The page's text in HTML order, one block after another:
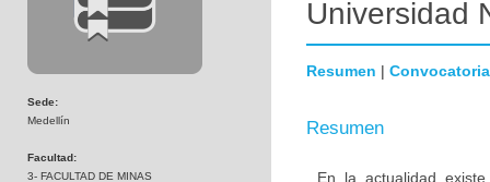
Sede:
Medellín
Facultad:
3- FACULTAD DE MINAS
Universidad
Resumen | Convocatoria
Resumen
En la actualidad